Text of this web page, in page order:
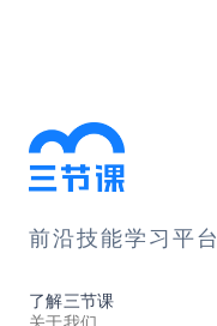
前沿技能学习平台
了解三节课